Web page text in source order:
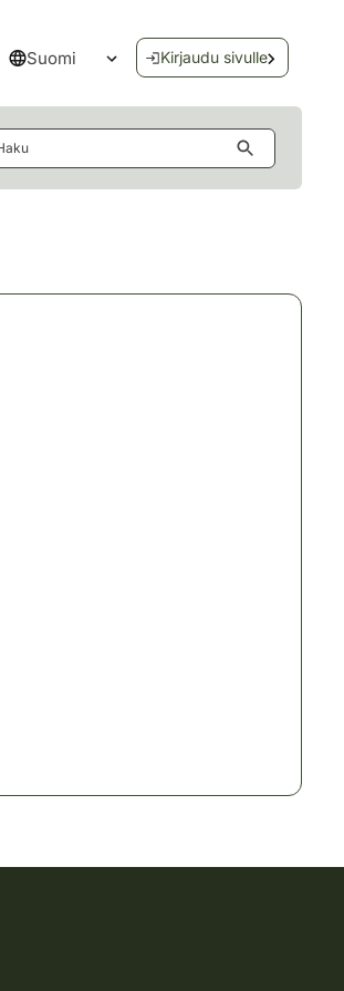
Suomi
Avaa kielivalikko
Kirjaudu sivulle